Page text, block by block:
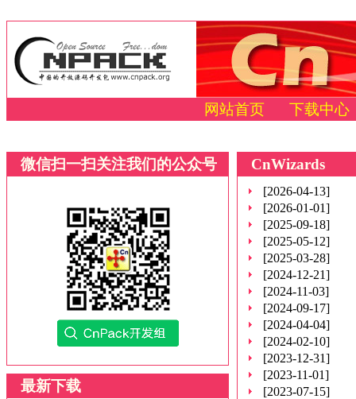
网站首页 下载中心
微信扫一扫关注我们的公众号
最新下载
CnWizards
[2026-04-13]
[2026-01-01]
[2025-09-18]
[2025-05-12]
[2025-03-28]
[2024-12-21]
[2024-11-03]
[2024-09-17]
[2024-04-04]
[2024-02-10]
[2023-12-31]
[2023-11-01]
[2023-07-15]